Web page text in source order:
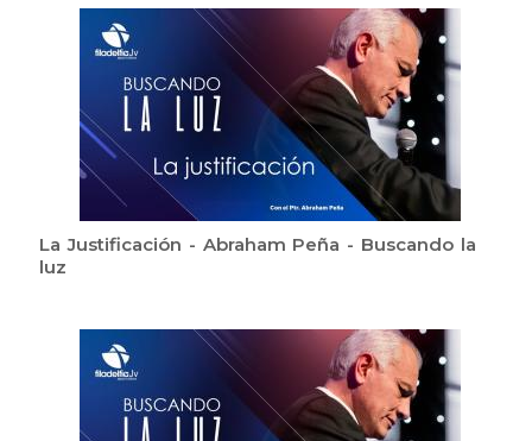
La Justificación - Abraham Peña - Buscando la
luz